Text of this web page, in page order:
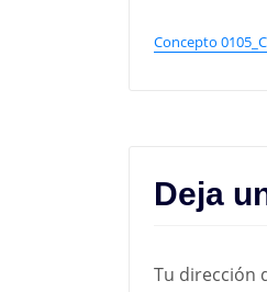
Concepto
Deja
Tu dirección